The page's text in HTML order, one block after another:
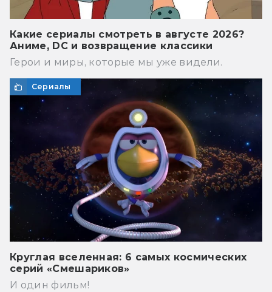
Какие сериалы смотреть в августе 2026?
Аниме, DC и возвращение классики
Герои и миры, которые мы уже видели.
Сериалы
Круглая вселенная: 6 самых космических
серий «Смешариков»
И один фильм!